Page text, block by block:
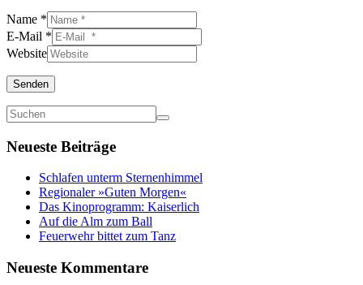
Name *
E-Mail *
Website
Senden
Neueste Beiträge
Schlafen unterm Sternenhimmel
Regionaler »Guten Morgen«
Das Kinoprogramm: Kaiserlich
Auf die Alm zum Ball
Feuerwehr bittet zum Tanz
Neueste Kommentare